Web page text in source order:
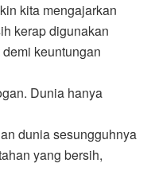
kita mengajarkan
kerap digunakan
keuntungan
Dunia hanya
dunia sesungguhnya
yang bersih,